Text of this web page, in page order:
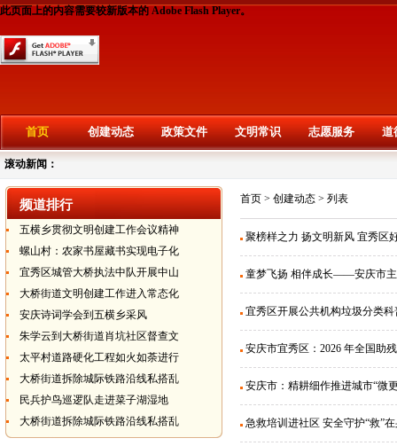
此页面上的内容需要较新版本的 Adobe Flash Player。
首页 创建动态 政策文件 文明常识 志愿服务 道
滚动新闻：
频道排行
五横乡贯彻文明创建工作会议精神
螺山村：农家书屋藏书实现电子化
宜秀区城管大桥执法中队开展中山
大桥街道文明创建工作进入常态化
安庆诗词学会到五横乡采风
朱学云到大桥街道肖坑社区督查文
太平村道路硬化工程如火如荼进行
大桥街道拆除城际铁路沿线私搭乱
民兵护鸟巡逻队走进菜子湖湿地
大桥街道拆除城际铁路沿线私搭乱
首页 > 创建动态 > 列表
聚榜样之力 扬文明新风 宜秀区
童梦飞扬 相伴成长——安庆市
宜秀区开展公共机构垃圾分类
安庆市宜秀区：2026 年全国助
安庆市：精耕细作推进城市“微
急救培训进社区 安全守护“救”